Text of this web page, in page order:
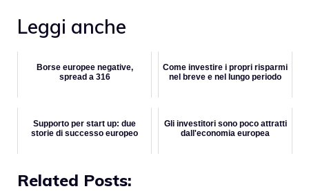
Leggi anche
Borse europee negative,
spread a 316
Come investire i propri risparmi
nel breve e nel lungo periodo
Supporto per start up: due
storie di successo europeo
Gli investitori sono poco attratti
dall'economia europea
Related Posts: